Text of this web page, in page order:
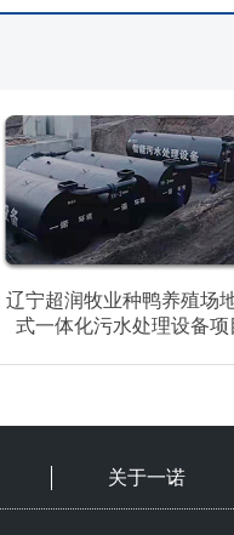
辽宁超润牧业种鸭养殖场
式一体化污水处理设备项
关于一诺